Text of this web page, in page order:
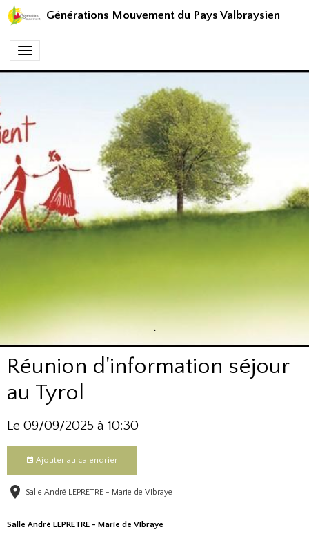
Générations Mouvement du Pays Valbraysien
.
Réunion d'information séjour
au Tyrol
Le 09/09/2025 à 10:30
Ajouter au calendrier
Salle André LEPRETRE - Marie de VIbraye
Salle André LEPRETRE - Marie de VIbraye